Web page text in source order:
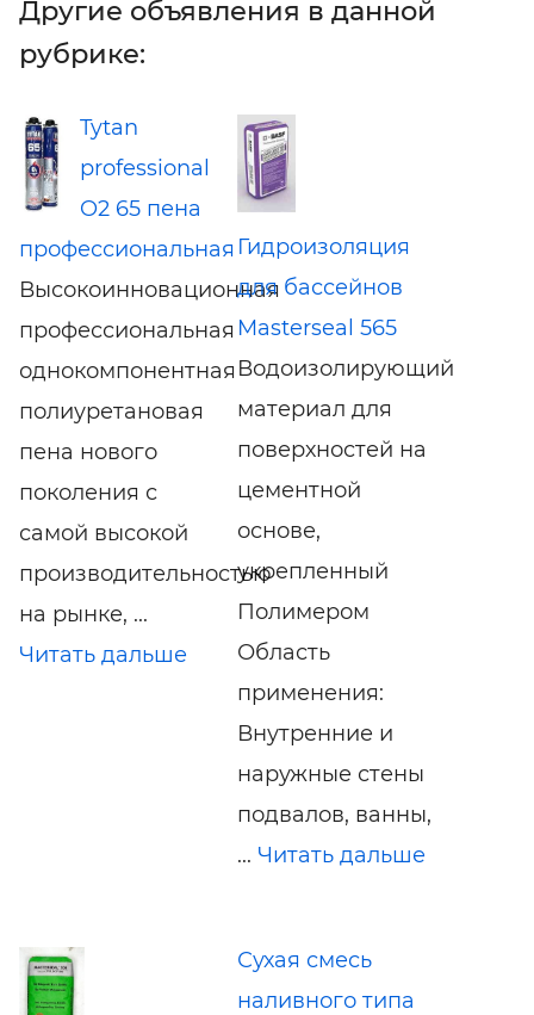
Другие объявления в данной
рубрике:
Tytan
professional
O2 65 пена
профессиональная
Высокоинновационная
профессиональная
однокомпонентная
полиуретановая
пена нового
поколения с
самой высокой
производительностью
на рынке, ...
Читать дальше
Гидроизоляция
для бассейнов
Masterseal 565
Водоизолирующий
материал для
поверхностей на
цементной
основе,
укрепленный
Полимером
Область
применения:
Внутренние и
наружные стены
подвалов, ванны,
... Читать дальше
Сухая смесь
наливного типа